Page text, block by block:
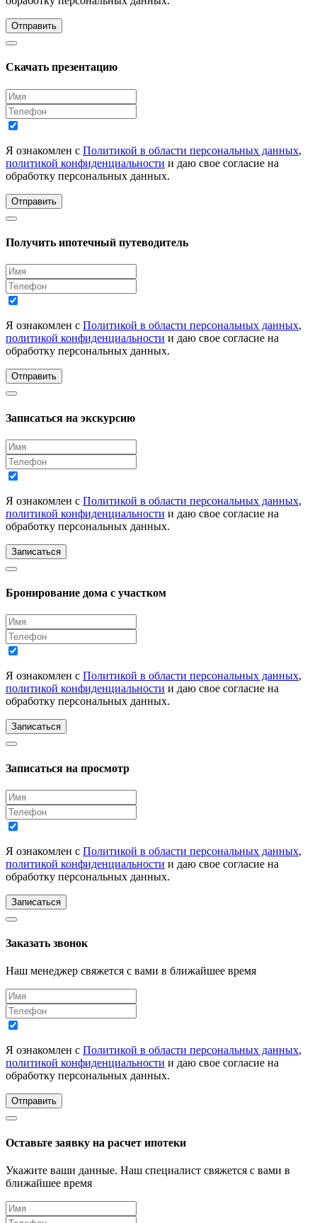
Отправить
Скачать презентацию
Я ознакомлен с Политикой в области персональных данных,
политикой конфиденциальности и даю свое согласие на
обработку персональных данных.
Отправить
Получить ипотечный путеводитель
Я ознакомлен с Политикой в области персональных данных,
политикой конфиденциальности и даю свое согласие на
обработку персональных данных.
Отправить
Записаться на экскурсию
Я ознакомлен с Политикой в области персональных данных,
политикой конфиденциальности и даю свое согласие на
обработку персональных данных.
Записаться
Бронирование дома с участком
Я ознакомлен с Политикой в области персональных данных,
политикой конфиденциальности и даю свое согласие на
обработку персональных данных.
Записаться
Записаться на просмотр
Я ознакомлен с Политикой в области персональных данных,
политикой конфиденциальности и даю свое согласие на
обработку персональных данных.
Записаться
Заказать звонок
Наш менеджер свяжется с вами в ближайшее время
Я ознакомлен с Политикой в области персональных данных,
политикой конфиденциальности и даю свое согласие на
обработку персональных данных.
Отправить
Оставьте заявку на расчет ипотеки
Укажите ваши данные. Наш специалист свяжется с вами в
ближайшее время